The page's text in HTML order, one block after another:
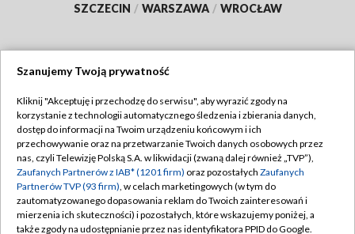
SZCZECIN / WARSZAWA / WROCŁAW
TVP
Abonament TVP
Emisja w TVP
Centrum informacji TVP
Naziemna Telewizja Cyfrowa
Regulamin TVP
Polityka prywatności
Moje zgody
Pomoc
Szanujemy Twoją prywatność
Kliknij "Akceptuję i przechodzę do serwisu", aby wyrazić zgody na
korzystanie z technologii automatycznego śledzenia i zbierania danych,
dostęp do informacji na Twoim urządzeniu końcowym i ich
przechowywanie oraz na przetwarzanie Twoich danych osobowych przez
nas, czyli Telewizję Polską S.A. w likwidacji (zwaną dalej również „TVP”),
Zaufanych Partnerów z IAB* (1201 firm) oraz pozostałych Zaufanych
Partnerów TVP (93 firm), w celach marketingowych (w tym do
zautomatyzowanego dopasowania reklam do Twoich zainteresowań i
mierzenia ich skuteczności) i pozostałych, które wskazujemy poniżej, a
także zgody na udostępnianie przez nas identyfikatora PPID do Google.